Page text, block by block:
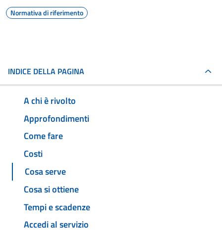
Normativa di riferimento
INDICE DELLA PAGINA
A chi è rivolto
Approfondimenti
Come fare
Costi
Cosa serve
Cosa si ottiene
Tempi e scadenze
Accedi al servizio